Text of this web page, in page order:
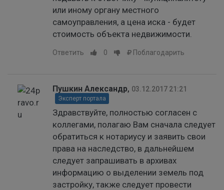
или иному органу местного
самоуправления, а цена иска - будет
стоимость объекта недвижимости.
Ответить 0 Поблагодарить
Пушкин Александр, 03.12.2017 21:21
Эксперт портала
Здравствуйте, полностью согласен с
коллегами, полагаю Вам сначала следует
обратиться к нотариусу и заявить свои
права на наследство, в дальнейшем
следует запрашивать в архивах
информацию о выделении земель под
застройку, также следует провести